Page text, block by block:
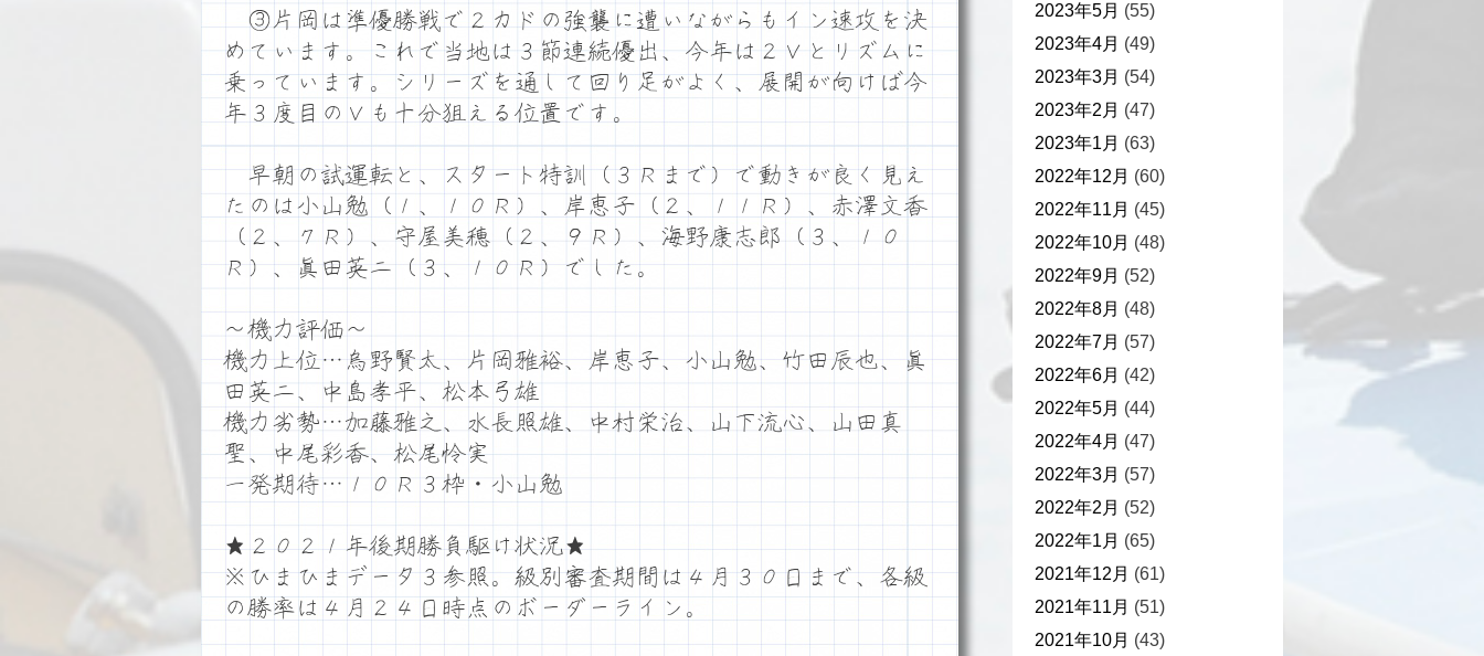
③片岡は準優勝戦で２カドの強襲に遭いながらもイン速攻を決
めています。これで当地は３節連続優出、今年は２Ｖとリズムに
乗っています。シリーズを通して回り足がよく、展開が向けば今
年３度目のＶも十分狙える位置です。
早朝の試運転と、スタート特訓（３Ｒまで）で動きが良く見え
たのは小山勉（１、１０Ｒ）、岸恵子（２、１１Ｒ）、赤澤文香
（２、７Ｒ）、守屋美穂（２、９Ｒ）、海野康志郎（３、１０
Ｒ）、眞田英二（３、１０Ｒ）でした。
～機力評価～
機力上位…烏野賢太、片岡雅裕、岸恵子、小山勉、竹田辰也、眞
田英二、中島孝平、松本弓雄
機力劣勢…加藤雅之、水長照雄、中村栄治、山下流心、山田真
聖、中尾彩香、松尾怜実
一発期待…１０Ｒ３枠・小山勉
★２０２１年後期勝負駆け状況★
※ひまひまデータ３参照。級別審査期間は４月３０日まで、各級
の勝率は４月２４日時点のボーダーライン。
2023年5月 (55)
2023年4月 (49)
2023年3月 (54)
2023年2月 (47)
2023年1月 (63)
2022年12月 (60)
2022年11月 (45)
2022年10月 (48)
2022年9月 (52)
2022年8月 (48)
2022年7月 (57)
2022年6月 (42)
2022年5月 (44)
2022年4月 (47)
2022年3月 (57)
2022年2月 (52)
2022年1月 (65)
2021年12月 (61)
2021年11月 (51)
2021年10月 (43)